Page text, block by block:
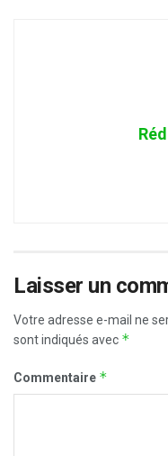
Laisser un
Votre adresse e-mail ne
sont indiqués avec *
Commentaire *